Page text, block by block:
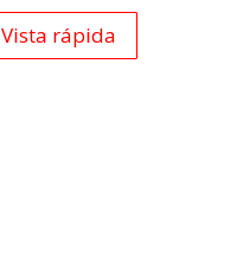
Vista rápida